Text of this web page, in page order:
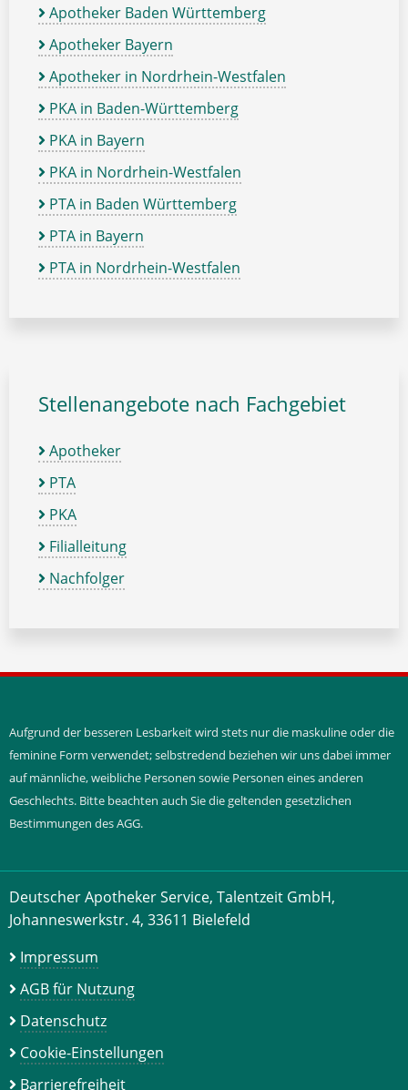
Apotheker Baden Württemberg
Apotheker Bayern
Apotheker in Nordrhein-Westfalen
PKA in Baden-Württemberg
PKA in Bayern
PKA in Nordrhein-Westfalen
PTA in Baden Württemberg
PTA in Bayern
PTA in Nordrhein-Westfalen
Stellenangebote nach Fachgebiet
Apotheker
PTA
PKA
Filialleitung
Nachfolger
Aufgrund der besseren Lesbarkeit wird stets nur die maskuline oder die
feminine Form verwendet; selbstredend beziehen wir uns dabei immer
auf männliche, weibliche Personen sowie Personen eines anderen
Geschlechts. Bitte beachten auch Sie die geltenden gesetzlichen
Bestimmungen des AGG.
Deutscher Apotheker Service, Talentzeit GmbH,
Johanneswerkstr. 4, 33611 Bielefeld
Impressum
AGB für Nutzung
Datenschutz
Cookie-Einstellungen
Barrierefreiheit